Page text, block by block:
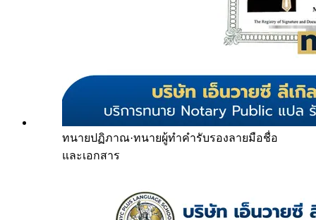
ทนายปฏิภาณ·ทนายผู้ทำคำรับรองลายมือชื่อ
และเอกสาร